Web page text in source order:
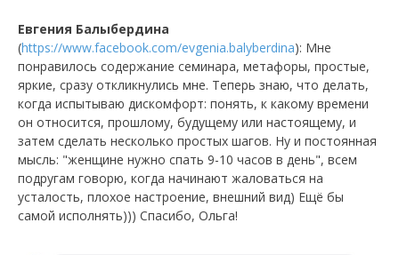
Евгения Балыбердина
(https://www.facebook.com/evgenia.balyberdina): Мне
понравилось содержание семинара, метафоры, простые,
яркие, сразу откликнулись мне. Теперь знаю, что делать,
когда испытываю дискомфорт: понять, к какому времени
он относится, прошлому, будущему или настоящему, и
затем сделать несколько простых шагов. Ну и постоянная
мысль: "женщине нужно спать 9-10 часов в день", всем
подругам говорю, когда начинают жаловаться на
усталость, плохое настроение, внешний вид) Ещё бы
самой исполнять))) Спасибо, Ольга!